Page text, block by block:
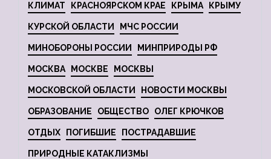
КЛИМАТ КРАСНОЯРСКОМ КРАЕ КРЫМА КРЫМУ
КУРСКОЙ ОБЛАСТИ МЧС РОССИИ
МИНОБОРОНЫ РОССИИ МИНПРИРОДЫ РФ
МОСКВА МОСКВЕ МОСКВЫ
МОСКОВСКОЙ ОБЛАСТИ НОВОСТИ МОСКВЫ
ОБРАЗОВАНИЕ ОБЩЕСТВО ОЛЕГ КРЮЧКОВ
ОТДЫХ ПОГИБШИЕ ПОСТРАДАВШИЕ
ПРИРОДНЫЕ КАТАКЛИЗМЫ